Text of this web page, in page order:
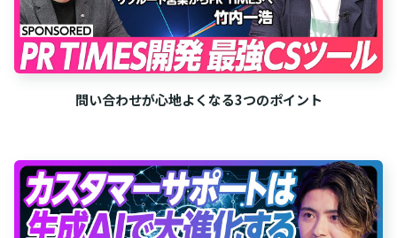
問い合わせが心地よくなる3つのポイント